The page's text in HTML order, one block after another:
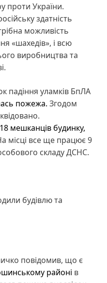
проти України.
здатність
можливість
«шахедів», і всю
виробництва та
падіння уламків БпЛА
пожежа. Згодом
мешканців будинку,
місці все ще працює 9
складу ДСНС.
будівлю та
повідомив, що є
районі в